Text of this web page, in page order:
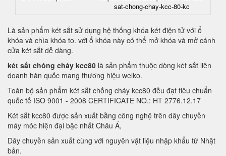
sat-chong-chay-kcc-80-kc
Là sản phẩm két sắt sử dụng hệ thống khóa két điện tử với ổ
khóa và chìa khóa to. với ổ khóa này có thể mở khóa và mở cánh
cửa két sắt dễ dàng.
két sắt chóng cháy kcc80 là sản phẩm thuộc dòng két sắt liên
doanh hàn quốc mang thương hiệu welko.
Toàn bộ sản phẩm két sắt chống cháy kcc80 đều đạt tiêu chuẩn
quốc tế ISO 9001 - 2008 CERTIFICATE NO.: HT 2776.12.17
Két sắt kcc80 được sản xuất bằng công nghệ trên dây chuyền
máy móc hiện đại bậc nhất Châu Á,
Dây chuyền sản xuất cùng với nguyên vật liệu nhập khẩu từ Nhật
bản.